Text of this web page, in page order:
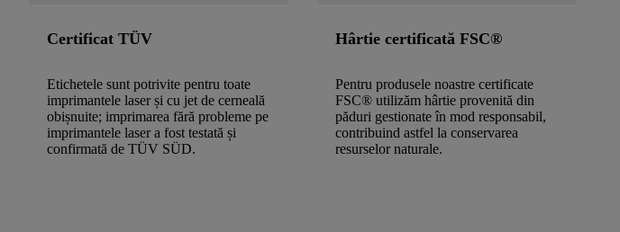
Certificat TÜV
Etichetele sunt potrivite pentru toate
imprimantele laser și cu jet de cerneală
obișnuite; imprimarea fără probleme pe
imprimantele laser a fost testată și
confirmată de TÜV SÜD.
Hârtie certificată FSC®
Pentru produsele noastre certificate
FSC® utilizăm hârtie provenită din
păduri gestionate în mod responsabil,
contribuind astfel la conservarea
resurselor naturale.